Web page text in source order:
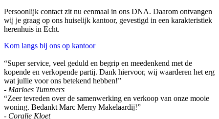
Persoonlijk contact zit nu eenmaal in ons DNA. Daarom ontvangen
wij je graag op ons huiselijk kantoor, gevestigd in een karakteristiek
herenhuis in Echt.
Kom langs bij ons op kantoor
“Super service, veel geduld en begrip en meedenkend met de
kopende en verkopende partij. Dank hiervoor, wij waarderen het erg
wat jullie voor ons betekend hebben!”
- Marloes Tummers
“Zeer tevreden over de samenwerking en verkoop van onze mooie
woning. Bedankt Marc Merry Makelaardij!”
- Coralie Kloet